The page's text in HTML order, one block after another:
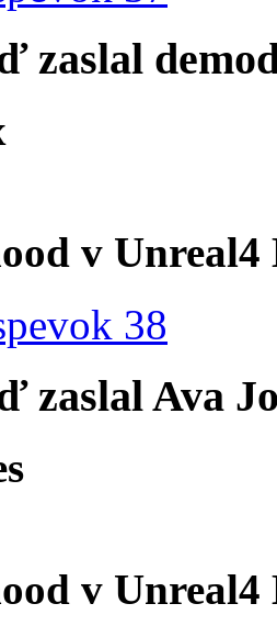
zaslal
v Unreal4
38
zaslalAva
v Unreal4